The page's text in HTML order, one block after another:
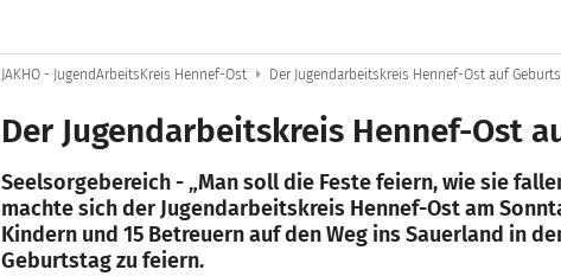
JAKHO - JugendArbeitsKreis Hennef-Ost Der Jugendarbeitskreis Hennef-Ost auf
Der Jugendarbeitskreis Hennef-Ost
Seelsorgebereich - „Man soll die Feste feiern, wie sie
machte sich der Jugendarbeitskreis Hennef-Ost am
Kindern und 15 Betreuern auf den Weg ins Sauerland in
Geburtstag zu feiern.